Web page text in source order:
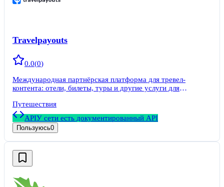
Travelpayouts
0.0(0)
Международная партнёрская платформа для тревел-
контента: отели, билеты, туры и другие услуги для
Путешествия
APIУ сети есть документированный API
Пользуюсь0